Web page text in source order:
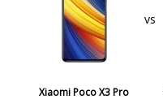
Xiaomi Poco X3 Pro
vs